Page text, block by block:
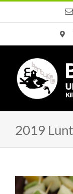
al
2019